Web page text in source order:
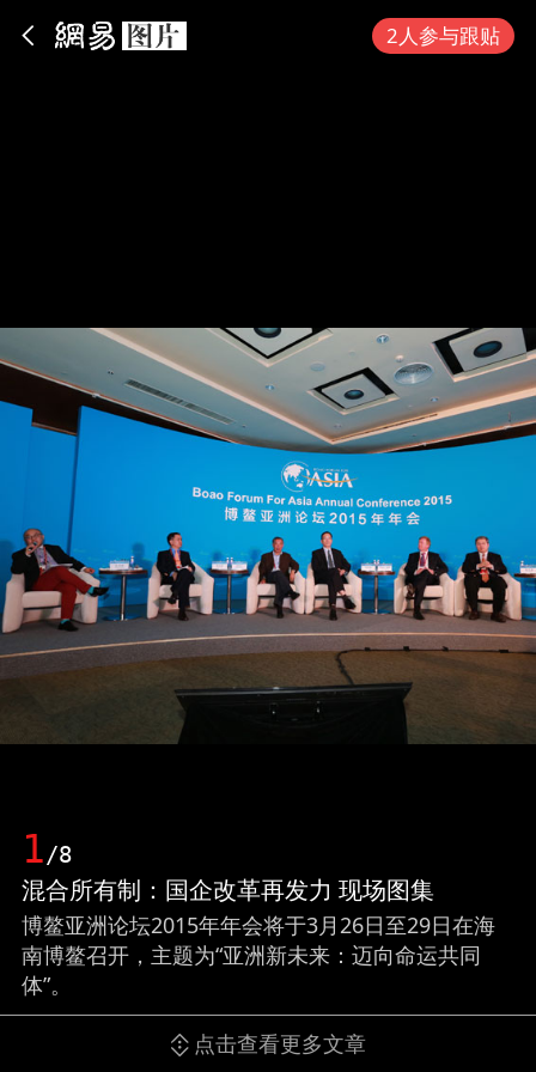
2人参与跟贴
1/8
混合所有制：国企改革再发力 现场图集
博鳌亚洲论坛2015年年会将于3月26日至29日在海
南博鳌召开，主题为“亚洲新未来：迈向命运共同
体”。
点击查看更多文章